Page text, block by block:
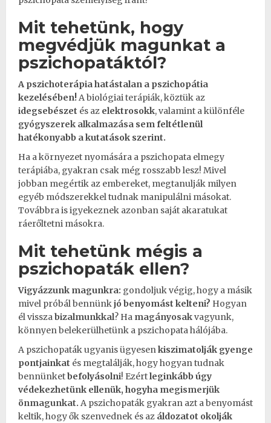
Mit tehetünk, hogy
megvédjük magunkat a
pszichopatáktól?
A pszichoterápia hatástalan a pszichopátia
kezelésében!A biológiaiterápiák, köztük az
idegsebészet és az elektrosokk, valamint a különféle
gyógyszerek alkalmazása sem feltétlenül
hatékonyabb a kutatások szerint.
Ha a környezet nyomására a pszichopata elmegy
terápiába, gyakran csak még rosszabb lesz! Mivel
jobban megértik az embereket, megtanulják milyen
egyéb módszerekkel tudnak manipulálni másokat.
Továbbra is igyekeznek azonban saját akaratukat
ráerőltetni másokra.
Mit tehetünk mégis a
pszichopaták ellen?
Vigyázzunk magunkra: gondoljuk végig, hogy a másik
mivel próbál bennünkjó benyomást kelteni? Hogyan
él visszabizalmunkkal? Ha magányosakvagyunk,
könnyen belekerülhetünk a pszichopata hálójába.
A pszichopaták ugyanis ügyesenkiszimatolják gyenge
pontjainkat és megtalálják, hogy hogyan tudnak
bennünketbefolyásolni! Ezértleginkább úgy
védekezhetünk ellenük, hogyha megismerjük
önmagunkat. A pszichopaták gyakran azt a benyomást
keltik, hogy ők szenvednek és az áldozatot okolják